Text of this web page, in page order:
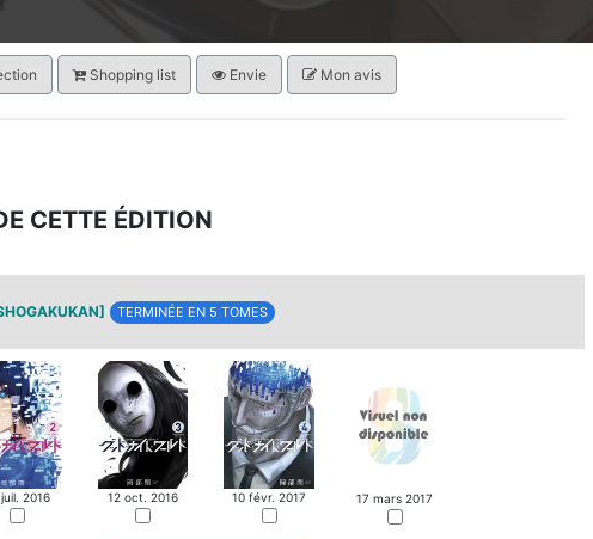
Shopping list Envie Mon avis
CETTE ÉDITION
TERMINÉE EN 5 TOMES
2016 12 oct. 2016 10 févr. 2017 17 mars 2017